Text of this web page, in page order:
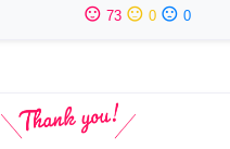
sentiment_satisfied 73 sentiment_neutral 0 sentiment_dissatisfied 0